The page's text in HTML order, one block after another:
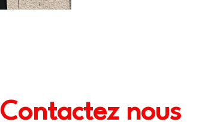
Contactez nous